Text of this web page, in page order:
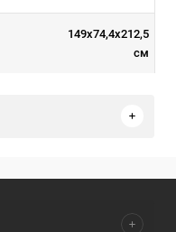
149х74,4х212,5
см